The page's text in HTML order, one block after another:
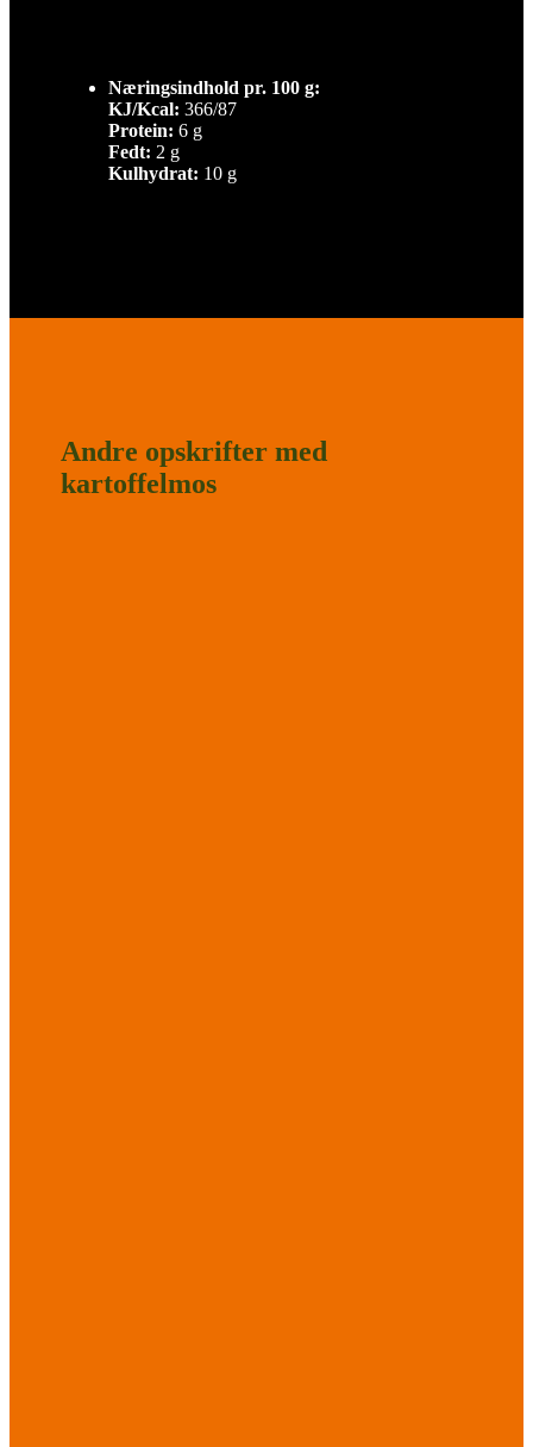
Næringsindhold pr. 100 g:
KJ/Kcal: 366/87
Protein: 6 g
Fedt: 2 g
Kulhydrat: 10 g
Andre opskrifter med
kartoffelmos